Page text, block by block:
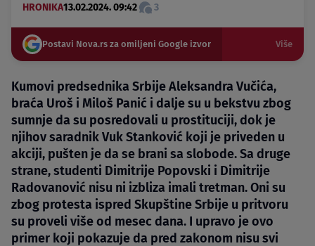
HRONIKA13.02.2024. 09:42 3
Postavi Nova.rs za omiljeni Google izvor Više
Kumovi predsednika Srbije Aleksandra Vučića,
braća Uroš i Miloš Panić i dalje su u bekstvu zbog
sumnje da su posredovali u prostituciji, dok je
njihov saradnik Vuk Stanković koji je priveden u
akciji, pušten je da se brani sa slobode. Sa druge
strane, studenti Dimitrije Popovski i Dimitrije
Radovanović nisu ni izbliza imali tretman. Oni su
zbog protesta ispred Skupštine Srbije u pritvoru
su proveli više od mesec dana. I upravo je ovo
primer koji pokazuje da pred zakonom nisu svi